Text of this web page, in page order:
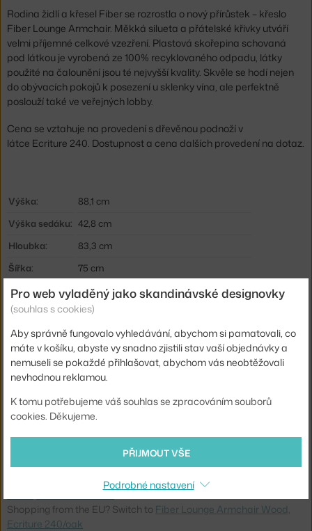
Rodina židlí a křesel Fiber se rozrostla o nový přírůstek – křeslo
Fiber Lounge Armchair. Měkká silueta a přátelské křivky utváří
velmi příjemné celkové vzezření. Plastová skořepina schovaná
pod látkou je vyrobená ze 100% recyklovaného odpadu, látky
použité na čalounění jsou té nejvyšší kvality. Skvěle se hodí nejen
do obývacích pokojů k posezení u sklenky vína, ale perfektně
poslouží také ve veřejných lobby.
Cena se vztahuje na provedení s dřevěnou podnoží v
látce Ecriture 240. Dostupnost a cena dalších provedení na dotaz.
Výška:
88,1 cm
Výška sedáku: 42,8 cm
Hloubka:
83,3 cm
Šířka:
75 cm
Područky:
s područkami
Barva:
béžová
Materiál:
polypropylen, podnož dub, textilní potah
čalouněný
Podnož:
dřevo
Typ:
Křeslo / ottoman
Kód produktu
MUU-FILARWOUEB08041
5713292827129
Ste zo Slovenska? Prejdite na
Kreslo Fiber Lounge Armchair
Wood, Ecriture 240/oak
Shopping from the EU? Switch to Fiber Lounge Armchair Wood,
Ecriture 240/oak
Pro web vyladěný jako skandinávské designovky
(souhlas s cookies)
Aby správně fungovalo vyhledávání, abychom si pamatovali, co
máte v košíku, abyste vy snadno zjistili stav vaší objednávky a
nemuseli se pokaždé přihlašovat, abychom vás neobtěžovali
nevhodnou reklamou.
K tomu potřebujeme váš souhlas se zpracováním souborů
cookies. Děkujeme.
PŘIJMOUT VŠE
Podrobné nastavení